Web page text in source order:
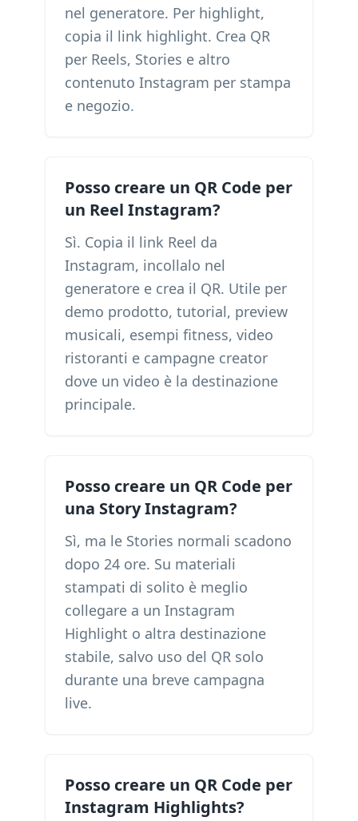
nel generatore. Per highlight,
copia il link highlight. Crea QR
per Reels, Stories e altro
contenuto Instagram per stampa
e negozio.
Posso creare un QR Code per
un Reel Instagram?
Sì. Copia il link Reel da
Instagram, incollalo nel
generatore e crea il QR. Utile per
demo prodotto, tutorial, preview
musicali, esempi fitness, video
ristoranti e campagne creator
dove un video è la destinazione
principale.
Posso creare un QR Code per
una Story Instagram?
Sì, ma le Stories normali scadono
dopo 24 ore. Su materiali
stampati di solito è meglio
collegare a un Instagram
Highlight o altra destinazione
stabile, salvo uso del QR solo
durante una breve campagna
live.
Posso creare un QR Code per
Instagram Highlights?